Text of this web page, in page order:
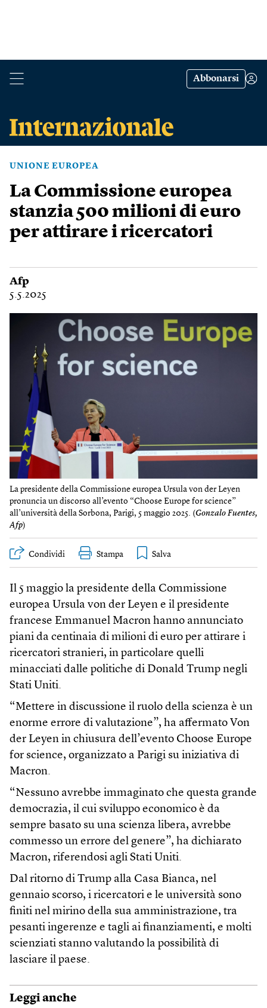
Abbonarsi
UNIONE EUROPEA
La Commissione europea
stanzia 500 milioni di euro
per attirare i ricercatori
Afp
5.5.2025
La presidente della Commissione europea Ursula von der Leyen
pronuncia un discorso all’evento “Choose Europe for science”
all’università della Sorbona, Parigi, 5 maggio 2025. (Gonzalo Fuentes,
Afp)
Condividi Stampa
Il 5 maggio la presidente della Commissione
europea Ursula von der Leyen e il presidente
francese Emmanuel Macron hanno annunciato
piani da centinaia di milioni di euro per attirare i
ricercatori stranieri, in particolare quelli
minacciati dalle politiche di Donald Trump negli
Stati Uniti.
“Mettere in discussione il ruolo della scienza è un
enorme errore di valutazione”, ha affermato Von
der Leyen in chiusura dell’evento Choose Europe
for science, organizzato a Parigi su iniziativa di
Macron.
“Nessuno avrebbe immaginato che questa grande
democrazia, il cui sviluppo economico è da
sempre basato su una scienza libera, avrebbe
commesso un errore del genere”, ha dichiarato
Macron, riferendosi agli Stati Uniti.
Dal ritorno di Trump alla Casa Bianca, nel
gennaio scorso, i ricercatori e le università sono
finiti nel mirino della sua amministrazione, tra
pesanti ingerenze e tagli ai finanziamenti, e molti
scienziati stanno valutando la possibilità di
lasciare il paese.
Leggi anche